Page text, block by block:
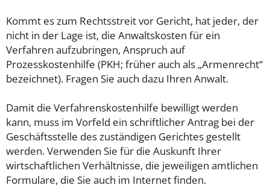
Kommt es zum Rechtsstreit vor Gericht, hat jeder, der
nicht in der Lage ist, die Anwaltskosten für ein
Verfahren aufzubringen, Anspruch auf
Prozesskostenhilfe (PKH; früher auch als „Armenrecht“
bezeichnet). Fragen Sie auch dazu Ihren Anwalt.
Damit die Verfahrenskostenhilfe bewilligt werden
kann, muss im Vorfeld ein schriftlicher Antrag bei der
Geschäftsstelle des zuständigen Gerichtes gestellt
werden. Verwenden Sie für die Auskunft Ihrer
wirtschaftlichen Verhältnisse, die jeweiligen amtlichen
Formulare, die Sie auch im Internet finden.